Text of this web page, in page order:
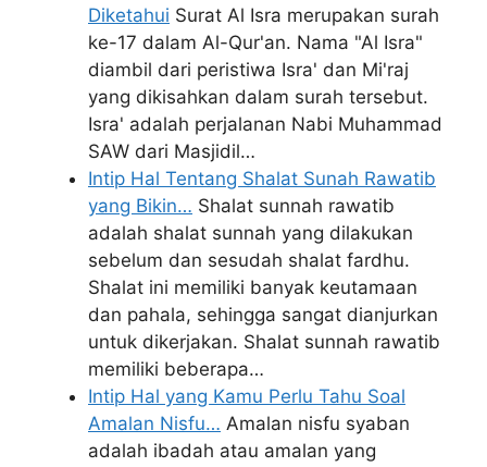
Diketahui Surat Al Isra merupakan surah
ke-17 dalam Al-Qur'an. Nama "Al Isra"
diambil dari peristiwa Isra' dan Mi'raj
yang dikisahkan dalam surah tersebut.
Isra' adalah perjalanan Nabi Muhammad
SAW dari Masjidil…
Intip Hal Tentang Shalat Sunah Rawatib
yang Bikin… Shalat sunnah rawatib
adalah shalat sunnah yang dilakukan
sebelum dan sesudah shalat fardhu.
Shalat ini memiliki banyak keutamaan
dan pahala, sehingga sangat dianjurkan
untuk dikerjakan. Shalat sunnah rawatib
memiliki beberapa…
Intip Hal yang Kamu Perlu Tahu Soal
Amalan Nisfu… Amalan nisfu syaban
adalah ibadah atau amalan yang